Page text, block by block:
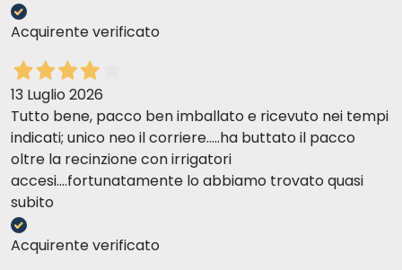
Acquirente verificato
13 Luglio 2026
Tutto bene, pacco ben imballato e ricevuto nei tempi
indicati; unico neo il corriere.....ha buttato il pacco
oltre la recinzione con irrigatori
accesi....fortunatamente lo abbiamo trovato quasi
subito
Acquirente verificato